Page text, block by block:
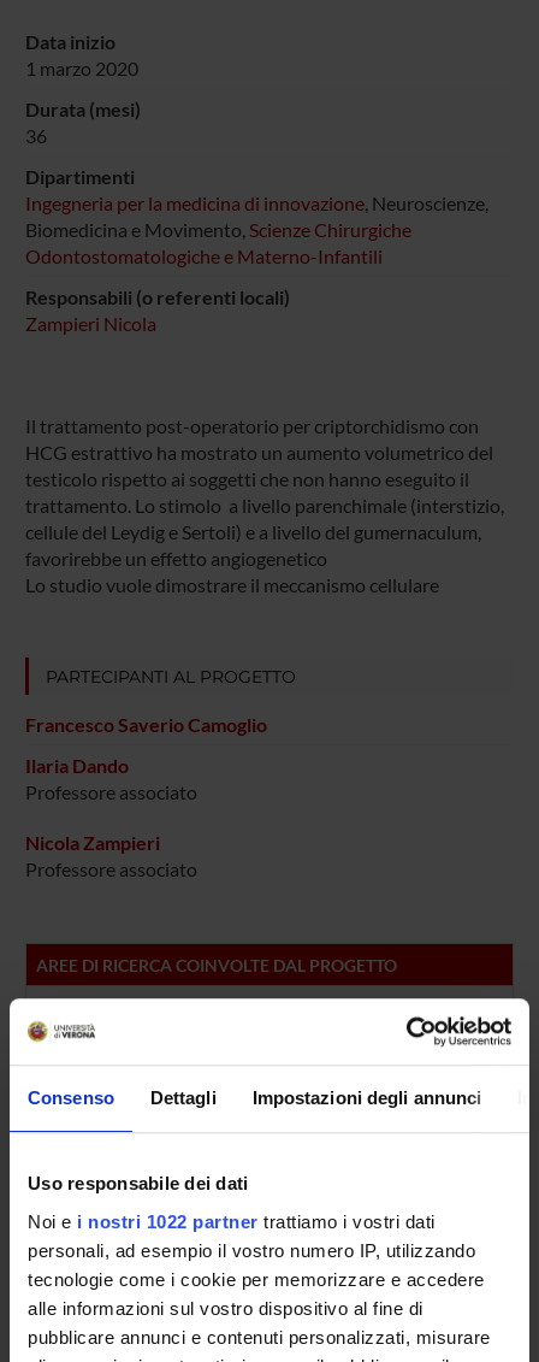
Consenso Dettagli Impostazioni degli annunci
Uso responsabile dei dati
Noi e i nostri 1022 partner trattiamo i vostri dati
personali, ad esempio il vostro numero IP, utilizzando
tecnologie come i cookie per memorizzare e accedere
alle informazioni sul vostro dispositivo al fine di
pubblicare annunci e contenuti personalizzati, misurare
Data inizio
1 marzo 2020
Durata (mesi)
36
Dipartimenti
Ingegneria per la medicina di innovazione, Neuroscienze,
Biomedicina e Movimento, Scienze Chirurgiche
Odontostomatologiche e Materno-Infantili
Responsabili (o referenti locali)
Zampieri Nicola
Il trattamento post-operatorio per criptorchidismo con
HCG estrattivo ha mostrato un aumento volumetrico del
testicolo rispetto ai soggetti che non hanno eseguito il
trattamento. Lo stimolo a livello parenchimale (interstizio,
cellule del Leydig e Sertoli) e a livello del gumernaculum,
favorirebbe un effetto angiogenetico
Lo studio vuole dimostrare il meccanismo cellulare
PARTECIPANTI AL PROGETTO
Francesco Saverio Camoglio
Ilaria Dando
Professore associato
Nicola Zampieri
Professore associato
AREE DI RICERCA COINVOLTE DAL PROGETTO
Biochemistry & Molecular Biology (DBT)
Biochemistry & Molecular Biology (DBT) (DBT)
Biochemistry & Molecular Biology (DM) (DM)
Biochimica e Biologia Molecolare
Biochemistry & Molecular Biology (DM) (DM)
Proteomica strutturale, funzionale e di espressione
Biochemistry & Molecular Biology (DNBM) (DNBM)